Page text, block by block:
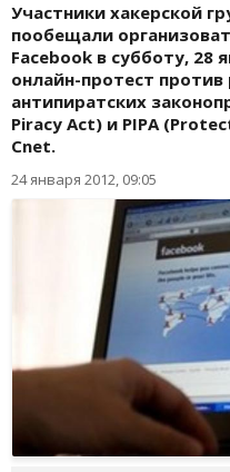
Участники хакерской
пообещали
Facebook в субботу, 28
онлайн-протест
антипиратских
Piracy Act) и PIPA
Cnet.
24 января 2012, 09:05